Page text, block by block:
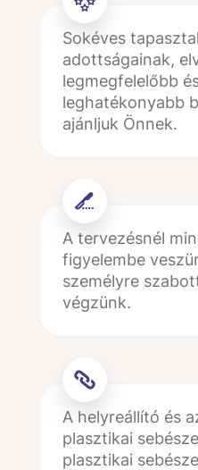
Sokéves
adottságainak,
legmegfelelőbb
leghatékonyabb
ajánljuk Önnek.
A tervezésnél
figyelembe
személyre
végzünk.
A helyreállító és
plasztikai
plasztikai